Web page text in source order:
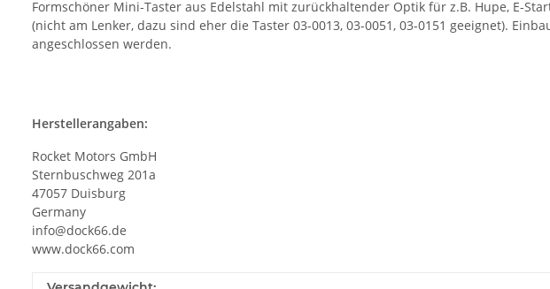
Formschöner Mini-Taster aus Edelstahl mit zurückhaltender Optik für z.B. Hupe, E-
(nicht am Lenker, dazu sind eher die Taster 03-0013, 03-0051, 03-0151 geeignet).
angeschlossen werden.
Herstellerangaben:
Rocket Motors GmbH
Sternbuschweg 201a
47057 Duisburg
Germany
info@dock66.de
www.dock66.com